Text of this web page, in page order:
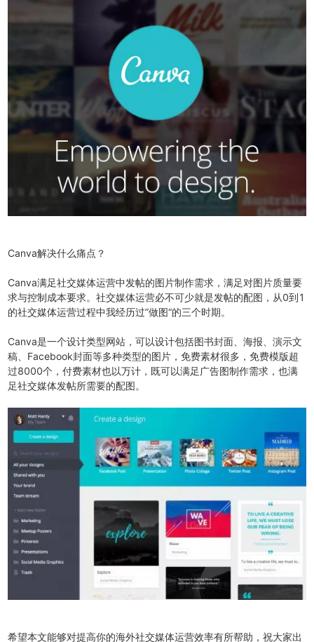
Canva解决什么痛点？
Canva满足社交媒体运营中发帖的图片制作需求，满足对图片质量要
求与控制成本要求。社交媒体运营必不可少就是发帖的配图，从0到1
的社交媒体运营过程中我经历过”做图“的三个时期。
Canva是一个设计类型网站，可以设计包括图书封面、海报、演示文
稿、Facebook封面等多种类型的图片，免费素材很多，免费模版超
过8000个，付费素材也以万计，既可以满足广告图制作需求，也满
足社交媒体发帖所需要的配图。
希望本文能够对提高你的海外社交媒体运营效率有所帮助，祝大家出